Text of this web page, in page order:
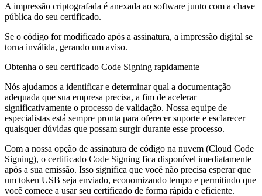
A impressão criptografada é anexada ao software junto com a chave
pública do seu certificado.
Se o código for modificado após a assinatura, a impressão digital se
torna inválida, gerando um aviso.
Obtenha o seu certificado Code Signing rapidamente
Nós ajudamos a identificar e determinar qual a documentação
adequada que sua empresa precisa, a fim de acelerar
significativamente o processo de validação. Nossa equipe de
especialistas está sempre pronta para oferecer suporte e esclarecer
quaisquer dúvidas que possam surgir durante esse processo.
Com a nossa opção de assinatura de código na nuvem (Cloud Code
Signing), o certificado Code Signing fica disponível imediatamente
após a sua emissão. Isso significa que você não precisa esperar que
um token USB seja enviado, economizando tempo e permitindo que
você comece a usar seu certificado de forma rápida e eficiente.